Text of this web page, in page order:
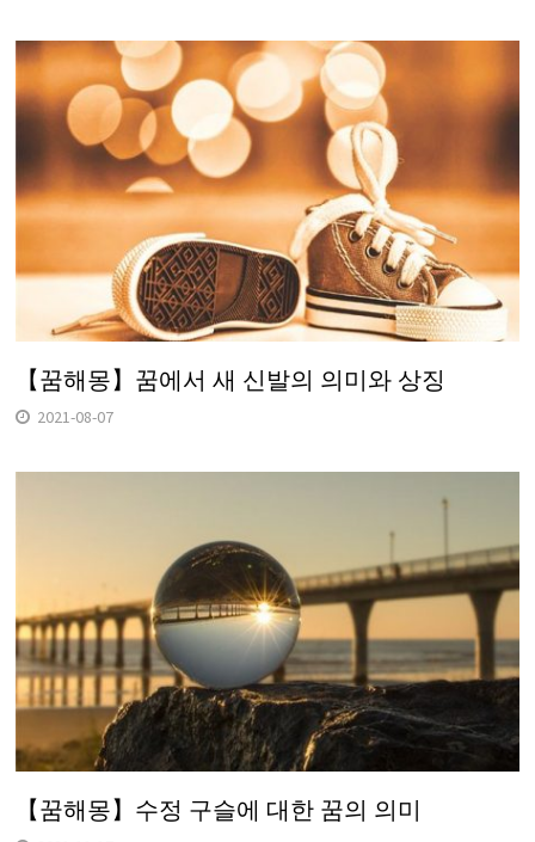
【꿈해몽】꿈에서 새 신발의 의미와 상징
2021-08-07
【꿈해몽】수정 구슬에 대한 꿈의 의미